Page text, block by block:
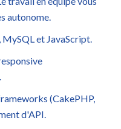
autonome.
et JavaScript.
(CakePHP,
d'API.